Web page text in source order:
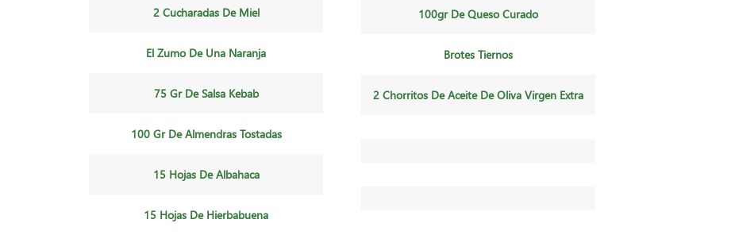
2 Cucharadas De Miel
El Zumo De Una Naranja
75 Gr De Salsa Kebab
100 Gr De Almendras Tostadas
15 Hojas De Albahaca
15 Hojas De Hierbabuena
100gr De Queso Curado
Brotes Tiernos
2 Chorritos De Aceite De Oliva Virgen Extra